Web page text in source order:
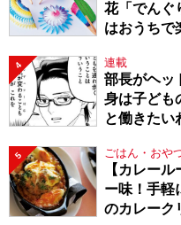
花「でんぐ
はおうちで
4 連載
部長がヘッ
身は子ども
と働きた
5 ごはん・おや
【カレー
ー味！手軽
のカレーク